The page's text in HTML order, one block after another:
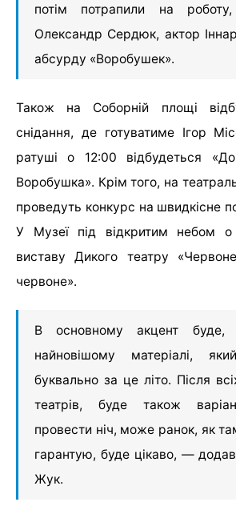
потім потрапили на
Олександр Сердюк, актор
абсурду «Воробушек».
Також на Соборній площі
снідання, де готуватиме Ігор
ратуші о 12:00 відбудеться
Воробушка». Крім того, на
проведуть конкурс на швидкісне
У Музеї під відкритим небом
виставу Дикого театру
червоне».
В основному акцент буде,
найновішому матеріалі,
буквально за це літо. Після
театрів, буде також
провести ніч, може ранок, як
гарантую, буде цікаво, —
Жук.